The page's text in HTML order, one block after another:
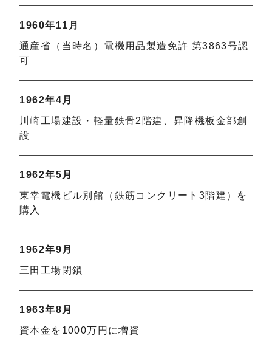
1960年11月
通産省（当時名）電機用品製造免許 第3863号認
可
1962年4月
川崎工場建設・軽量鉄骨2階建、昇降機板金部創
設
1962年5月
東幸電機ビル別館（鉄筋コンクリート3階建）を
購入
1962年9月
三田工場閉鎖
1963年8月
資本金を1000万円に増資